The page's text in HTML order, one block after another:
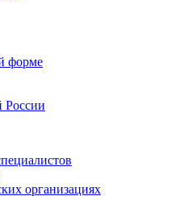
форме
России
организациях